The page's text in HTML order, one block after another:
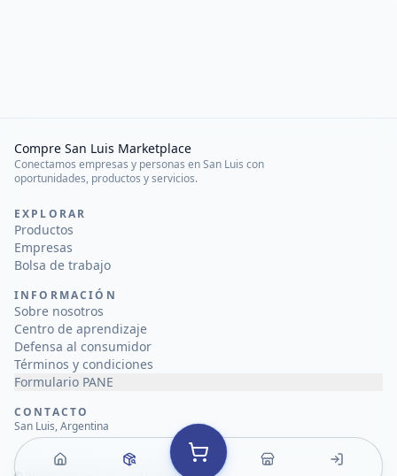
Compre San Luis Marketplace
Conectamos empresas y personas en San Luis con
oportunidades, productos y servicios.
EXPLORAR
Productos
Empresas
Bolsa de trabajo
INFORMACIÓN
Sobre nosotros
Centro de aprendizaje
Defensa al consumidor
Términos y condiciones
Formulario PANE
CONTACTO
San Luis, Argentina